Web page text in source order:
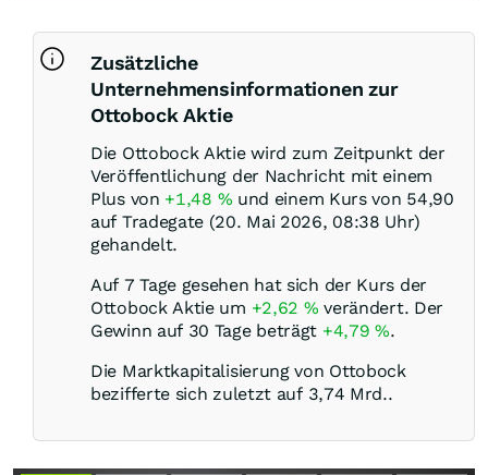
Zusätzliche
Unternehmensinformationen zur
Ottobock Aktie
Die Ottobock Aktie wird zum Zeitpunkt der
Veröffentlichung der Nachricht mit einem
Plus von +1,48 % und einem Kurs von 54,90
auf Tradegate (20. Mai 2026, 08:38 Uhr)
gehandelt.
Auf 7 Tage gesehen hat sich der Kurs der
Ottobock Aktie um +2,62 % verändert. Der
Gewinn auf 30 Tage beträgt +4,79%.
Die Marktkapitalisierung von Ottobock
bezifferte sich zuletzt auf 3,74 Mrd..